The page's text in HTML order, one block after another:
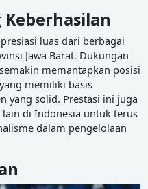
luas dari berbagai
Jawa Barat. Dukungan
memantapkan posisi
memiliki basis
yang solid. Prestasi ini juga
di Indonesia untuk terus
dalam pengelolaan